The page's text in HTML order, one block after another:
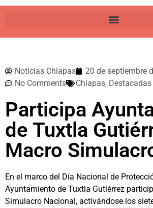
Noticias Chiapas
20 de septiembre
No Comments
Chiapas, Destacadas
Participa
de Tuxtla
Macro
En el marco del Día Nacional de
Ayuntamiento de Tuxtla Gutiérrez
Simulacro Nacional, activándose los